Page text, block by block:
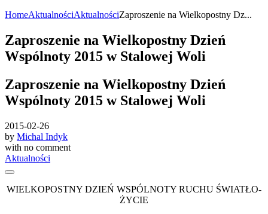
HomeAktualnościAktualnościZaproszenie na Wielkopostny Dz...
Zaproszenie na Wielkopostny Dzień
Wspólnoty 2015 w Stalowej Woli
Zaproszenie na Wielkopostny Dzień
Wspólnoty 2015 w Stalowej Woli
2015-02-26
by Michal Indyk
with no comment
Aktualności
WIELKOPOSTNY DZIEŃ WSPÓLNOTY RUCHU ŚWIATŁO-
ŻYCIE